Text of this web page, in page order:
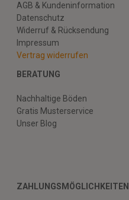
AGB & Kundeninformation
Datenschutz
Widerruf & Rücksendung
Impressum
Vertrag widerrufen
BERATUNG
Nachhaltige Böden
Gratis Musterservice
Unser Blog
ZAHLUNGSMÖGLICHKEITEN